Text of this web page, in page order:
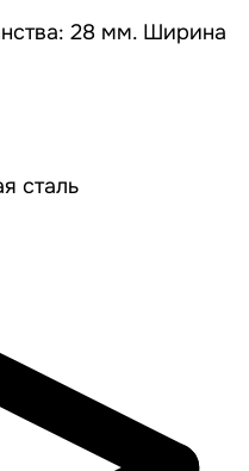
28 мм. Ширина
сталь